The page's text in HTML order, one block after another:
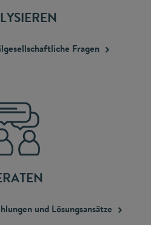
Fragen
und Lösungsansätze